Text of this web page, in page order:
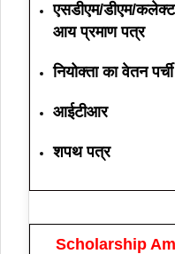
एसडीएम/डीएम/कलेक्टर
आय प्रमाण पत्र
नियोक्ता का वेतन
आईटीआर
शपथ पत्र
Scholarship